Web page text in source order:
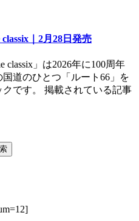
classix｜2月28日発売
classix」は2026年に100周年
道のひとつ「ルート66」を
です。 掲載されている記事